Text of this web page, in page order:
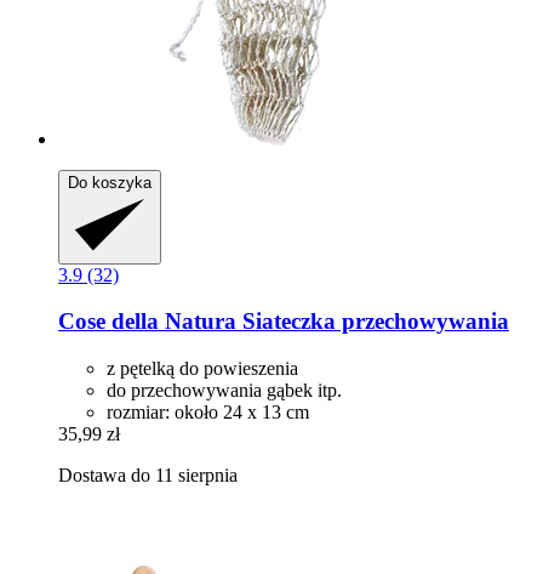
Do koszyka
3.9 (32)
Cose della Natura Siateczka przechowywania
z pętelką do powieszenia
do przechowywania gąbek itp.
rozmiar: około 24 x 13 cm
35,99 zł
Dostawa do 11 sierpnia